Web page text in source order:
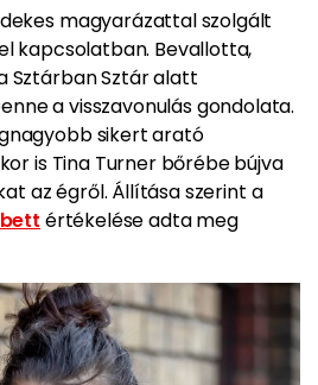
magyarázattal szolgált
kapcsolatban. Bevallotta,
Sztárban Sztár alatt
a visszavonulás gondolata.
sikert arató
is Tina Turner bőrébe bújva
az égről. Állítása szerint a
értékelése adta meg